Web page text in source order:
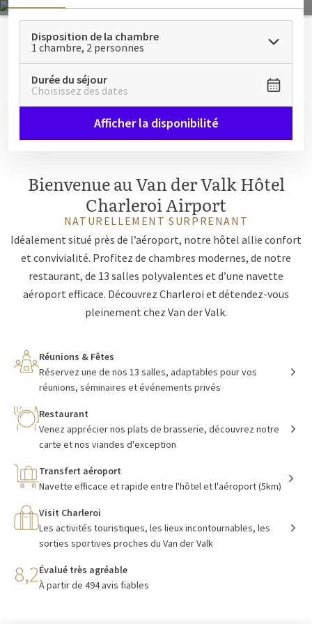
Disposition de la chambre
1 chambre, 2 personnes
Durée du séjour
Choisissez des dates
Afficher la disponibilité
Bienvenue au Van der Valk Hôtel
Charleroi Airport
NATURELLEMENT SURPRENANT
Idéalement situé près de l’aéroport, notre hôtel allie confort
et convivialité. Profitez de chambres modernes, de notre
restaurant, de 13 salles polyvalentes et d’une navette
aéroport efficace. Découvrez Charleroi et détendez-vous
pleinement chez Van der Valk.
Réunions & Fêtes
Réservez une de nos 13 salles, adaptables pour vos
réunions, séminaires et événements privés
Restaurant
Venez apprécier nos plats de brasserie, découvrez notre
carte et nos viandes d'exception
Transfert aéroport
Navette efficace et rapide entre l'hôtel et l'aéroport (5km)
Visit Charleroi
Les activités touristiques, les lieux incontournables, les
sorties sportives proches du Van der Valk
8,2Évalué très agréable
À partir de 494 avis fiables